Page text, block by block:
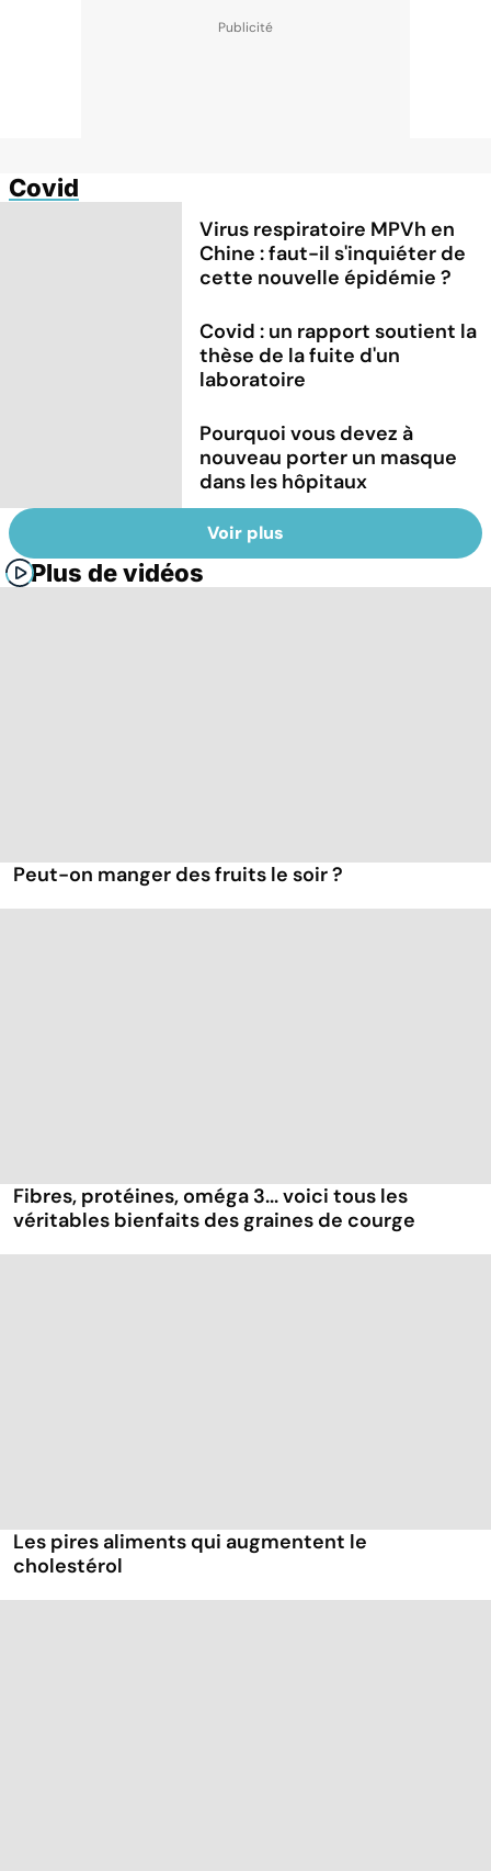
Covid
Virus respiratoire MPVh en
Chine : faut-il s'inquiéter de
cette nouvelle épidémie ?
Covid : un rapport soutient la
thèse de la fuite d'un
laboratoire
Pourquoi vous devez à
nouveau porter un masque
dans les hôpitaux
Voir plus
Plus de vidéos
Peut-on manger des fruits le soir ?
Fibres, protéines, oméga 3... voici tous les
véritables bienfaits des graines de courge
Les pires aliments qui augmentent le
cholestérol